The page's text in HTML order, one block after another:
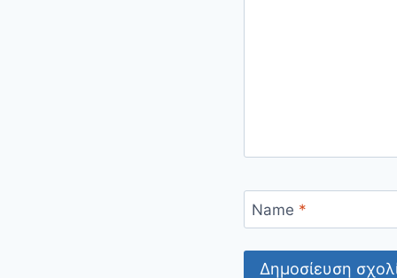
Name *